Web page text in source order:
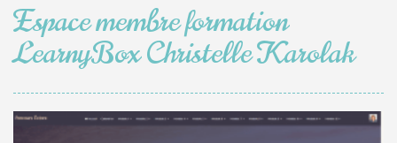
Espace membre formation
LearnyBox Christelle Karolak